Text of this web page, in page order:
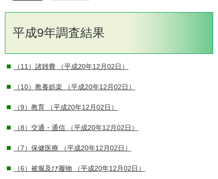
平成9年調査結果
（11）諸雑費 （平成20年12月02日）
（10）教養娯楽 （平成20年12月02日）
（9）教育 （平成20年12月02日）
（8）交通・通信 （平成20年12月02日）
（7）保健医療 （平成20年12月02日）
（6）被服及び履物 （平成20年12月02日）